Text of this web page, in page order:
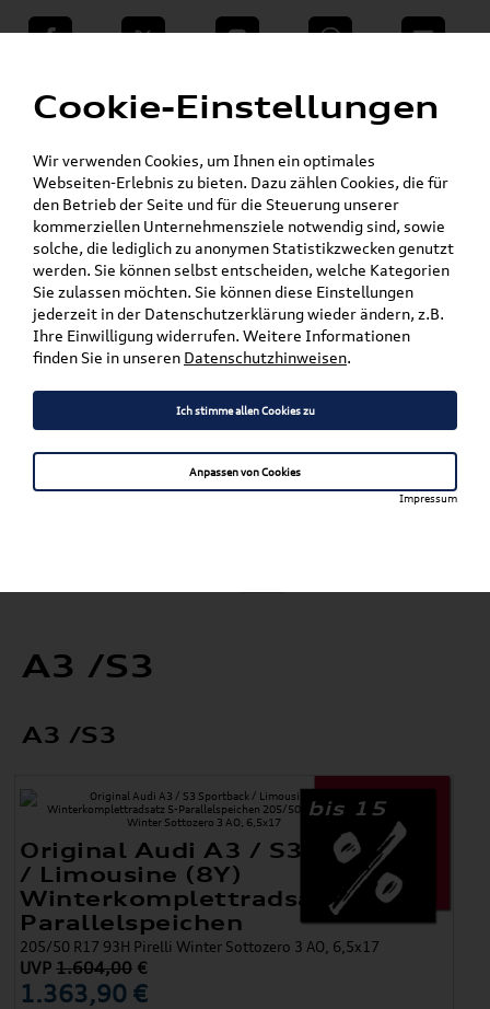
teilen Twitter Instagram WhatsApp E-Mail
VW Shop - VW Originalteile und Zubehör »
»
Audi Original Räder, Reifen & Felgen
Kompletträder » Winterkompletträder »
Alufelgen auf Winterreifen » A3 /S3
Mein Kundenkonto Warenkorb
Artikel für ihr Modell
Marke wählen
A3 /S3
A3 /S3
bis 15
Original Audi A3 / S3 Sportback
/ Limousine (8Y)
Winterkomplettradsatz 5-
Parallelspeichen
205/50 R17 93H Pirelli Winter Sottozero 3 AO, 6,5x17
UVP1.604,00 €
1.363,90 €
Cookie-Einstellungen
Wir verwenden Cookies, um Ihnen ein optimales
Webseiten-Erlebnis zu bieten. Dazu zählen Cookies, die für
den Betrieb der Seite und für die Steuerung unserer
kommerziellen Unternehmensziele notwendig sind, sowie
solche, die lediglich zu anonymen Statistikzwecken genutzt
werden. Sie können selbst entscheiden, welche Kategorien
Sie zulassen möchten. Sie können diese Einstellungen
jederzeit in der Datenschutzerklärung wieder ändern, z.B.
Ihre Einwilligung widerrufen. Weitere Informationen
finden Sie in unseren Datenschutzhinweisen.
Ich stimme allen Cookies zu
Anpassen von Cookies
Impressum